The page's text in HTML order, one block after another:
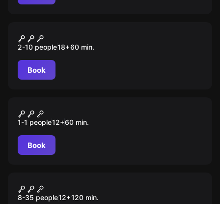
Эволюция
2-10 people18+60 min.
Book
Paranormal Activity: the Lost
Soul
1-1 people12+60 min.
Book
Ночь в музее
8-35 people12+120 min.